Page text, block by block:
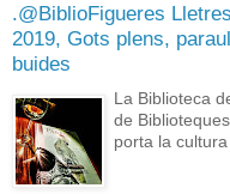
.@BiblioFigueres
2019, Gots plens,
buides
La Biblioteca
de
porta la cultura